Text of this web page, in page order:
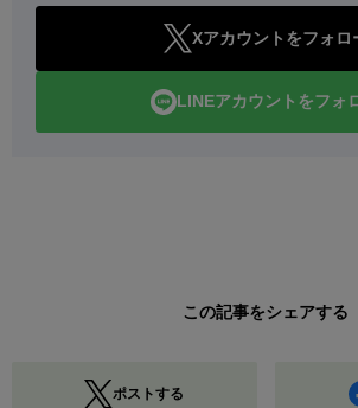
Xアカウントをフォロ
LINEアカウントをフォ
この記事をシェアする
ポストする